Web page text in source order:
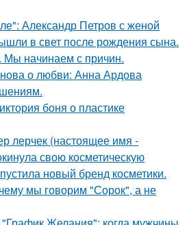
Александр Петров с женой
в свет после рождения сына.
Мы начинаем с причин.
о любви: Анна Ардова
боня о пластике
лерчек (настоящее имя -
свою косметическую
новый бренд косметики.
мы говорим "Сорок", а не